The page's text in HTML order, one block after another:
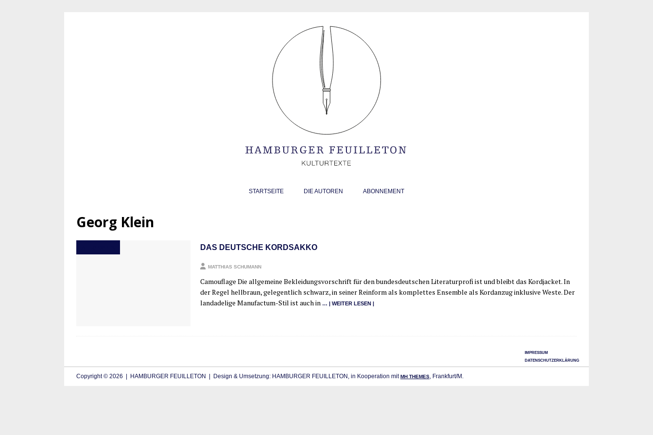
STARTSEITE DIE AUTOREN ABONNEMENT
Georg Klein
DAS DEUTSCHE KORDSAKKO
MATTHIAS SCHUMANN
Camou­fla­ge Die all­ge­mei­ne Beklei­dungs­vor­schrift für den bun­des­deut­schen Lite­ra­tur­pro­fi ist und bleibt das Kord­ja­cket. In
der Regel hell­braun, gele­gent­lich schwarz, in sei­ner Rein­form als kom­plet­tes Ensem­ble als Kord­an­zug inklu­si­ve Wes­te. Der
land­a­de­li­ge Manu­­fac­­tum-Stil ist auch in … | WEI­TER LESEN |
IMPRESSUM
DATENSCHUTZERKLÄRUNG
Copyright © 2026 | HAMBURGER FEUILLETON | Design & Umsetzung: HAMBURGER FEUILLETON, in Kooperation mitMH THEMES , Frankfurt/M.